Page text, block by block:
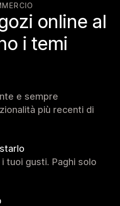
online al
i temi
e sempre
più recenti di
tuoi gusti. Paghi solo